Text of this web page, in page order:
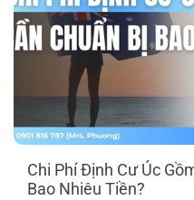
Chi Phí Định Cư Úc
Bao Nhiêu Tiền?